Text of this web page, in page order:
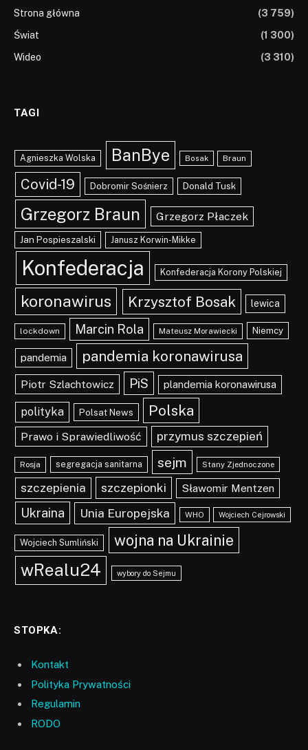
Strona główna
(3 759)
Świat
(1 300)
Wideo
(3 310)
TAGI
Agnieszka Wolska BanBye Bosak Braun
Covid-19 Dobromir Sośnierz Donald Tusk
Grzegorz Braun Grzegorz Płaczek
Jan Pospieszalski Janusz Korwin-Mikke
Konfederacja Konfederacja Korony Polskiej
koronawirus Krzysztof Bosak lewica
lockdown Marcin Rola Mateusz Morawiecki Niemcy
pandemia pandemia koronawirusa
Piotr Szlachtowicz PiS plandemia koronawirusa
polityka Polsat News Polska
Prawo i Sprawiedliwość przymus szczepień
Rosja segregacja sanitarna sejm Stany Zjednoczone
szczepienia szczepionki Sławomir Mentzen
Ukraina Unia Europejska WHO Wojciech Cejrowski
Wojciech Sumliński wojna na Ukrainie
wRealu24 wybory do Sejmu
STOPKA:
Kontakt
Polityka Prywatności
Regulamin
RODO